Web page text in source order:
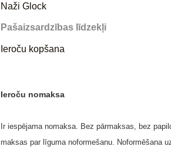
Naži Glock
Pašaizsardzības līdzekļi
Ieroču kopšana
Ieroču nomaksa
Ir iespējama nomaksa. Bez pārmaksas, bez
maksas par līguma noformešanu. Noformēšana